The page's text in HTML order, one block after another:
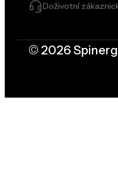
Doživotní
© 2026